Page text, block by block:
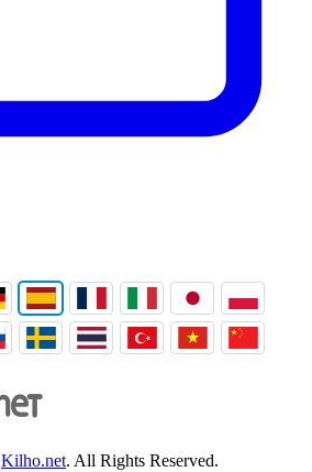
Kilho.net. All Rights Reserved.